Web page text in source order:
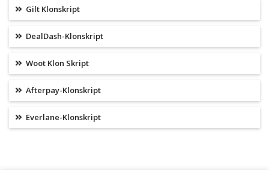
Gilt Klonskript
DealDash-Klonskript
Woot Klon Skript
Afterpay-Klonskript
Everlane-Klonskript